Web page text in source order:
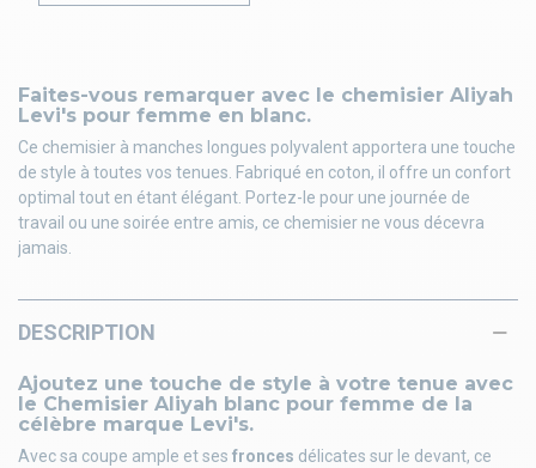
Faites-vous remarquer avec le chemisier Aliyah
Levi's pour femme en blanc.
Ce chemisier à manches longues polyvalent apportera une touche
de style à toutes vos tenues. Fabriqué en coton, il offre un confort
optimal tout en étant élégant. Portez-le pour une journée de
travail ou une soirée entre amis, ce chemisier ne vous décevra
jamais.
DESCRIPTION
Ajoutez une touche de style à votre tenue avec
le Chemisier Aliyah blanc pour femme de la
célèbre marque Levi's.
Avec sa coupe ample et ses fronces délicates sur le devant, ce